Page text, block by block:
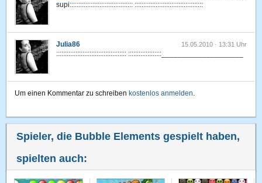
supi:::::::::::::::::::::::::::::::::::: :::::::::::::::::::::::::::::::::::::::
Julia86 15.05.2010 · 13:31 Uhr
:::::::::::::::::::::::::::::::::::::::: :::::::::::::::::::____________________
Um einen Kommentar zu schreiben kostenlos anmelden.
Spieler, die Bubble Elements gespielt haben,
spielten auch: